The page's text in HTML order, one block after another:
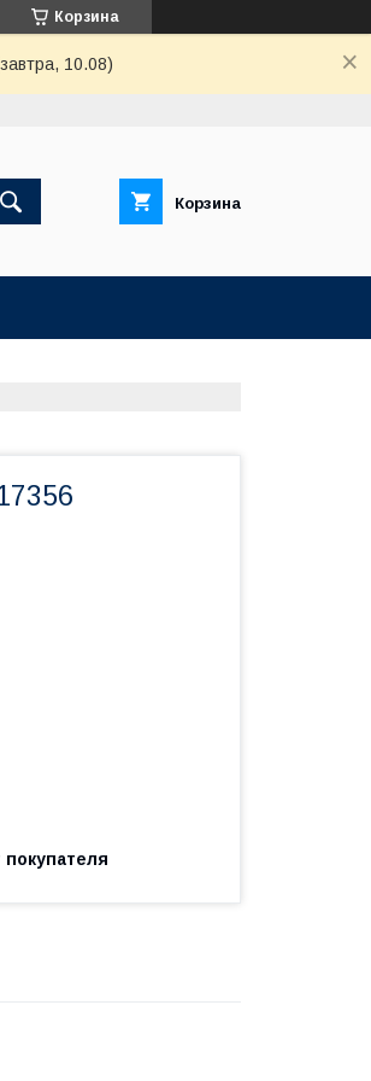
Корзина
10.08)
Корзина
покупателя